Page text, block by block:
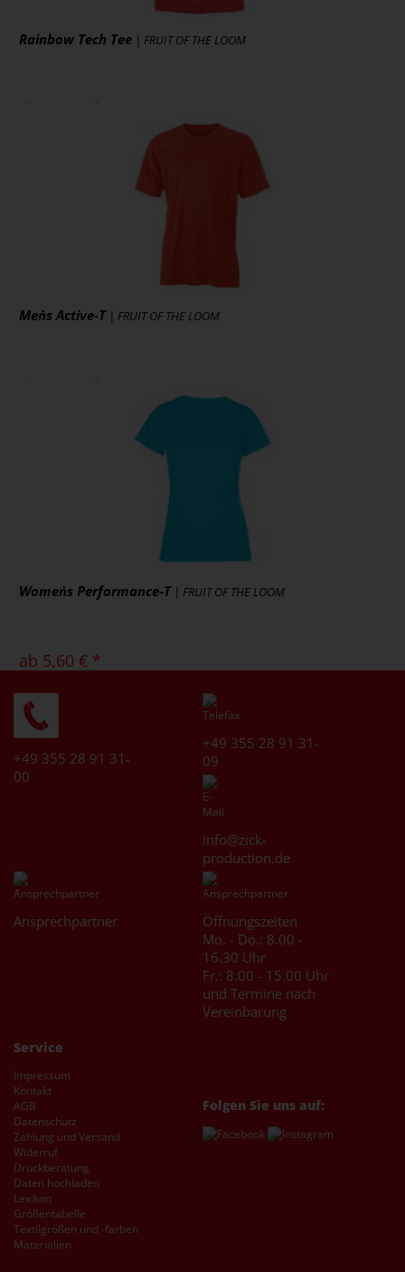
Rainbow Tech Tee | FRUIT OF THE LOOM
ab 8,01 € *
Artikel ansehen
Men`s Active-T| FRUIT OF THE LOOM
ab 4,85 € *
Artikel ansehen
Women`s Performance-T| FRUIT OF THE LOOM
ab 5,60 € *
* [MENGEPREIS] Stück
Art.-Nr.: E3521
Artikel ansehen
+49 355 28 91 31-
00
+49 355 28 91 31-
09
info@zick-
production.de
Ansprechpartner
Öffnungszeiten
Mo. - Do.: 8.00 -
16.30 Uhr
Fr.: 8.00 - 15.00 Uhr
und Termine nach
Vereinbarung
Service
Impressum
Kontakt
AGB
Datenschutz
Zahlung und Versand
Widerruf
Druckberatung
Daten hochladen
Lexikon
Größentabelle
Textilgrößen und -farben
Materialien
Folgen Sie uns auf: